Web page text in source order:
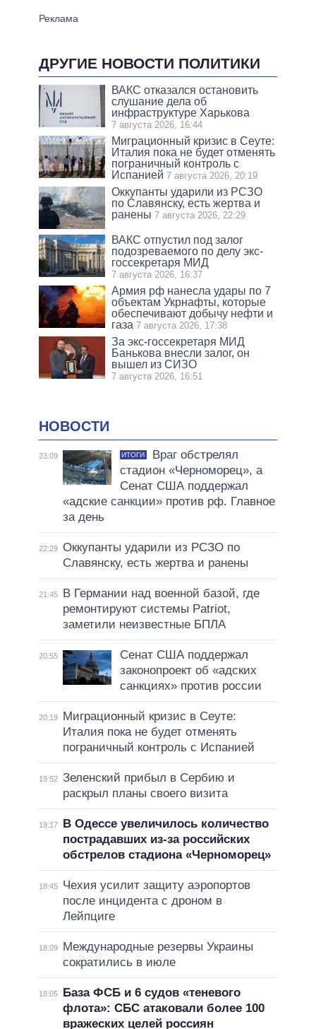
ДРУГИЕ НОВОСТИ ПОЛИТИКИ
ВАКС отказался остановить
слушание дела об
инфраструктуре Харькова
7 августа 2026, 16:44
Миграционный кризис в Сеуте:
Италия пока не будет отменять
пограничный контроль с
Испанией 7 августа 2026, 20:19
Оккупанты ударили из РСЗО
по Славянску, есть жертва и
ранены 7 августа 2026, 22:29
ВАКС отпустил под залог
подозреваемого по делу экс-
госсекретаря МИД
7 августа 2026, 16:37
Армия рф нанесла удары по 7
объектам Укрнафты, которые
обеспечивают добычу нефти и
газа 7 августа 2026, 17:38
За экс-госсекретаря МИД
Банькова внесли залог, он
вышел из СИЗО
7 августа 2026, 16:51
НОВОСТИ
23:09 ИТОГИ
Враг обстрелял
стадион «Черноморец», а
Сенат США поддержал
«адские санкции» против рф. Главное
за день
22:29 Оккупанты ударили из РСЗО по
Славянску, есть жертва и ранены
21:45
В Германии над военной базой, где
ремонтируют системы Patriot,
заметили неизвестные БПЛА
20:55
Сенат США поддержал
законопроект об «адских
санкциях» против россии
20:19
Миграционный кризис в Сеуте:
Италия пока не будет отменять
пограничный контроль с Испанией
19:52 Зеленский прибыл в Сербию и
раскрыл планы своего визита
19:17
В Одессе увеличилось количество
пострадавших из-за российских
обстрелов стадиона «Черноморец»
18:45
Чехия усилит защиту аэропортов
после инцидента с дроном в
Лейпциге
18:09
Международные резервы Украины
сократились в июле
18:05
База ФСБ и 6 судов «теневого
флота»: СБС атаковали более 100
вражеских целей россиян